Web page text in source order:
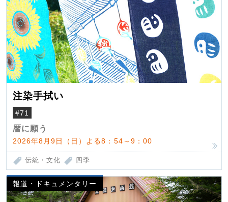
注染手拭い
#71
暦に願う
2026年8月9日（日）よる8：54～9：00
伝統・文化 四季
報道・ドキュメンタリー